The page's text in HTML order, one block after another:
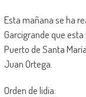
Esta mañana se ha
Garcigrande que
Puerto de Santa
Juan Ortega.
Orden de lidia: